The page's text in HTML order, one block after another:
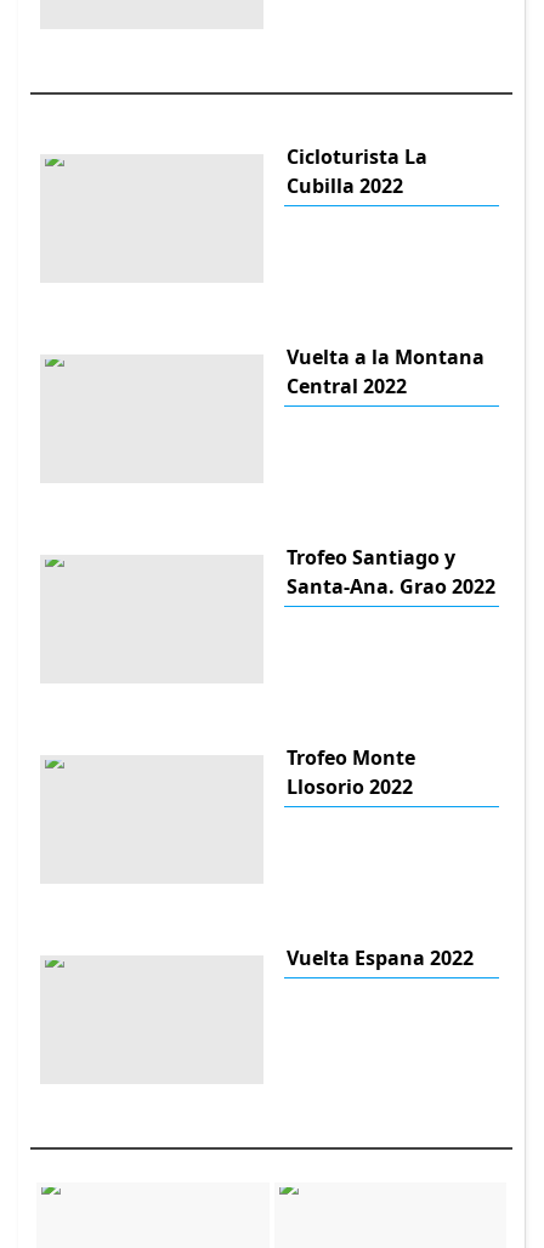
Cicloturista La
Cubilla 2022
Vuelta a la Montana
Central 2022
Trofeo Santiago y
Santa-Ana. Grao 2022
Trofeo Monte
Llosorio 2022
Vuelta Espana 2022